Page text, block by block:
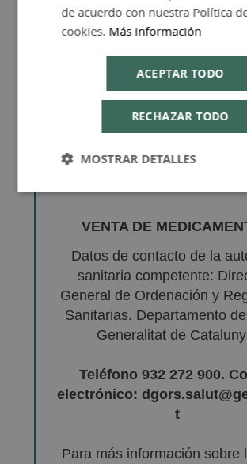
VENTA DE
Datos de contacto de la
sanitaria competente:
General de Ordenación y
Sanitarias. Departamento
Generalitat de
Teléfono 932 272 900.
electrónico:
t
Para más información sobre
de acuerdo con nuestra Política
cookies. Más información
ACEPTAR TODO
RECHAZAR TODO
MOSTRAR DETALLES